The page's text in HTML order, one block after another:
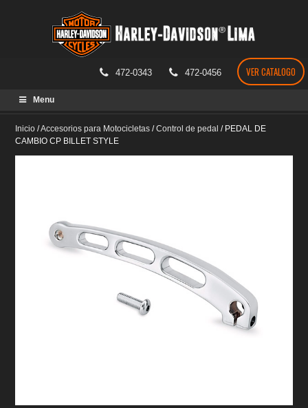
472-0343 472-0456 VER CATALOGO
Menu
Inicio /Accesorios para Motocicletas /Control de pedal / PEDAL DE
CAMBIO CP BILLET STYLE